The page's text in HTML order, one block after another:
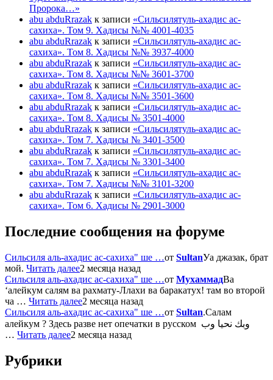
Пророка…»
abu abduRrazak к записи «Сильсилятуль-ахадис ас-
сахиха». Том 9. Хадисы №№ 4001-4035
abu abduRrazak к записи «Сильсилятуль-ахадис ас-
сахиха». Том 8. Хадисы №№ 3937-4000
abu abduRrazak к записи «Сильсилятуль-ахадис ас-
сахиха». Том 8. Хадисы №№ 3601-3700
abu abduRrazak к записи «Сильсилятуль-ахадис ас-
сахиха». Том 8. Хадисы №№ 3501-3600
abu abduRrazak к записи «Сильсилятуль-ахадис ас-
сахиха». Том 8. Хадисы № 3501-4000
abu abduRrazak к записи «Сильсилятуль-ахадис ас-
сахиха». Том 7. Хадисы № 3401-3500
abu abduRrazak к записи «Сильсилятуль-ахадис ас-
сахиха». Том 7. Хадисы № 3301-3400
abu abduRrazak к записи «Сильсилятуль-ахадис ас-
сахиха». Том 7. Хадисы №№ 3101-3200
abu abduRrazak к записи «Сильсилятуль-ахадис ас-
сахиха». Том 6. Хадисы № 2901-3000
Последние сообщения на форуме
Сильсиля аль-ахадис ас-сахиха" ше …от SultanУа джазак, брат
мой. Читать далее2 месяца назад
Сильсиля аль-ахадис ас-сахиха" ше …от МухаммадВа
‘алейкум салям ва рахмату-Ллахи ва баракатух! там во второй
ча … Читать далее2 месяца назад
Сильсиля аль-ахадис ас-сахиха" ше …от Sultan.Салам
алейкум ? Здесь разве нет опечатки в русском وبك نحيا وب
… Читать далее2 месяца назад
Рубрики